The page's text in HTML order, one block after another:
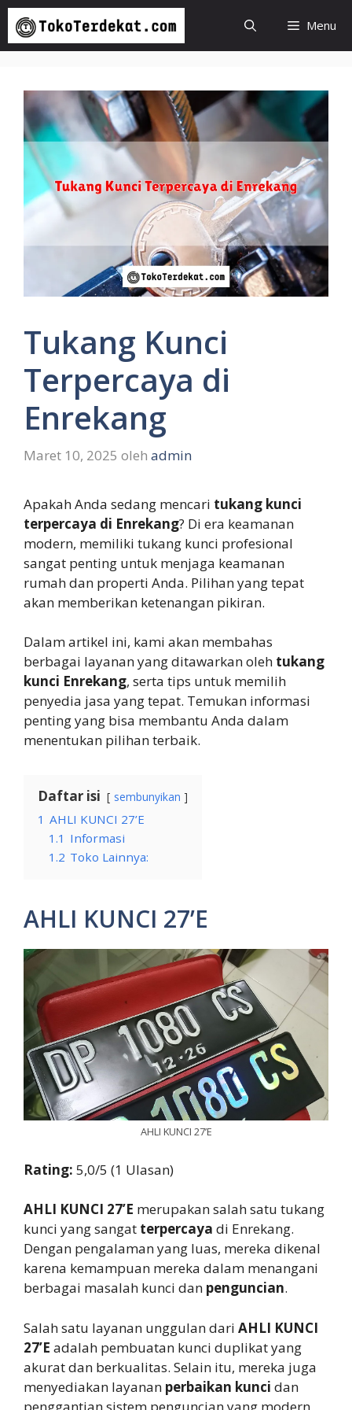
Langsung
isi
Menu
Tukang Kunci
Terpercaya di
Enrekang
Maret 10, 2025 oleh admin
Apakah Anda sedang mencari tukang kunci
terpercaya di Enrekang? Di era keamanan
modern, memiliki tukang kunci profesional
sangat penting untuk menjaga keamanan
rumah dan properti Anda. Pilihan yang tepat
akan memberikan ketenangan pikiran.
Dalam artikel ini, kami akan membahas
berbagai layanan yang ditawarkan oleh tukang
kunci Enrekang, serta tips untuk memilih
penyedia jasa yang tepat. Temukan informasi
penting yang bisa membantu Anda dalam
menentukan pilihan terbaik.
Daftar isi sembunyikan
1 AHLI KUNCI 27’E
1.1 Informasi
1.2 Toko Lainnya:
AHLI KUNCI 27’E
AHLI KUNCI 27’E
Rating: 5,0/5 (1 Ulasan)
AHLI KUNCI 27’E merupakan salah satu tukang
kunci yang sangat terpercaya di Enrekang.
Dengan pengalaman yang luas, mereka dikenal
karena kemampuan mereka dalam menangani
berbagai masalah kunci dan penguncian.
Salah satu layanan unggulan dari AHLI KUNCI
27’E adalah pembuatan kunci duplikat yang
akurat dan berkualitas. Selain itu, mereka juga
menyediakan layanan perbaikan kunci dan